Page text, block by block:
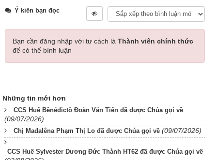
Ý kiến bạn đọc
Bạn cần đăng nhập với tư cách là Thành viên chính thức
để có thể bình luận
Những tin mới hơn
CCS Huế Bênêđictô Đoàn Văn Tiến đã được Chúa gọi về
(09/07/2026)
Chị Mađalêna Phạm Thị Lo đã được Chúa gọi về (09/07/2026)
CCS Huế Sylvester Dương Đức Thành HT62 đã được Chúa gọi về